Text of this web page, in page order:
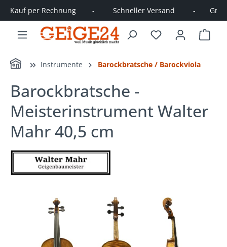
springen
Kauf per Rechnung        -         Schneller Versand         -
Home Instrumente Barockbratsche / Barockviola
Barockbratsche -
Meisterinstrument Walter
Mahr 40,5 cm
Bildergalerie überspringen